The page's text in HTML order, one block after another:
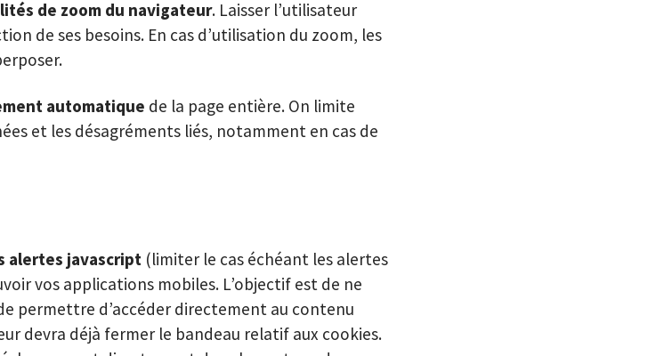
de zoom du navigateur. Laisser l’utilisateur
de ses besoins. En cas d’utilisation du zoom, les
automatique de la page entière. On limite
et les désagréments liés, notamment en cas de
alertes javascript(limiter le cas échéant les alertes
vos applications mobiles. L’objectif est de ne
permettre d’accéder directement au contenu
devra déjà fermer le bandeau relatif aux cookies.